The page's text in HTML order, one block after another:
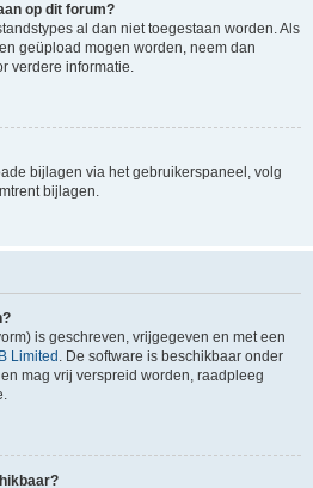
op dit forum?
al dan niet toegestaan worden. Als
geüpload mogen worden, neem dan
verdere informatie.
bijlagen via het gebruikerspaneel, volg
bijlagen.
is geschreven, vrijgegeven en met een
Limited . De software is beschikbaar onder
mag vrij verspreid worden, raadpleeg